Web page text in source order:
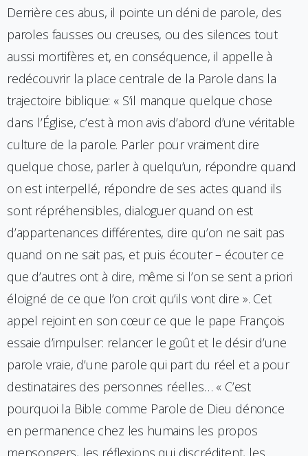
Derrière ces abus, il pointe un déni de parole, des
paroles fausses ou creuses, ou des silences tout
aussi mortifères et, en conséquence, il appelle à
redécouvrir la place centrale de la Parole dans la
trajectoire biblique: « S’il manque quelque chose
dans l’Église, c’est à mon avis d’abord d’une véritable
culture de la parole. Parler pour vraiment dire
quelque chose, parler à quelqu’un, répondre quand
on est interpellé, répondre de ses actes quand ils
sont répréhensibles, dialoguer quand on est
d’appartenances différentes, dire qu’on ne sait pas
quand on ne sait pas, et puis écouter – écouter ce
que d’autres ont à dire, même si l’on se sent a priori
éloigné de ce que l’on croit qu’ils vont dire ». Cet
appel rejoint en son cœur ce que le pape François
essaie d’impulser: relancer le goût et le désir d’une
parole vraie, d’une parole qui part du réel et a pour
destinataires des personnes réelles… « C’est
pourquoi la Bible comme Parole de Dieu dénonce
en permanence chez les humains les propos